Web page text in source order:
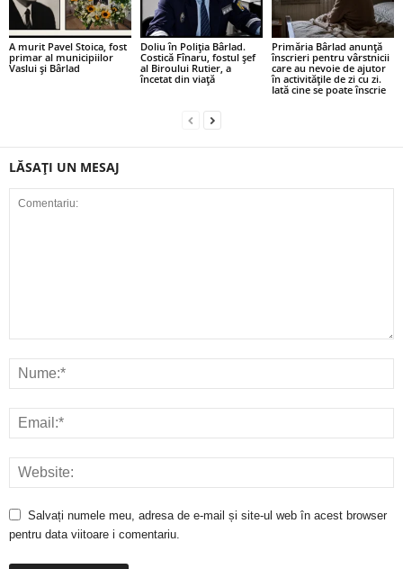
A murit Pavel Stoica, fost
primar al municipiilor
Vaslui și Bârlad
Doliu în Poliția Bârlad.
Costică Fînaru, fostul șef
al Biroului Rutier, a
încetat din viață
Primăria Bârlad anunță
înscrieri pentru vârstnicii
care au nevoie de ajutor
în activitățile de zi cu zi.
Iată cine se poate înscrie
LĂSAȚI UN MESAJ
Salvați numele meu, adresa de e-mail și site-ul web în acest browser
pentru data viitoare i comentariu.